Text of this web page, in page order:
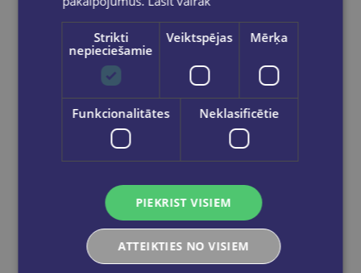
Mēnešreizēs ir spēks
Ielikt grozā
Strikti
nepieciešamie
Veiktspējas Mērķa
Funkcionalitātes Neklasificētie
PIEKRIST VISIEM
ATTEIKTIES NO VISIEM